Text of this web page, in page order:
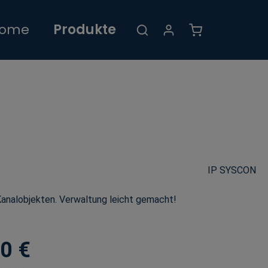
Produkte
IP SYSCON
Verwaltung leicht gemacht!
€